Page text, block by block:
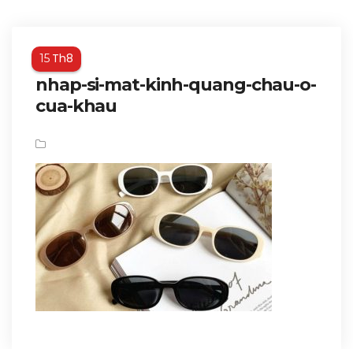
15 Th8
nhap-si-mat-kinh-quang-chau-o-
cua-khau